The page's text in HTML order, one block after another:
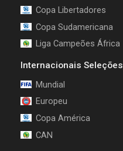
Copa Libertadores
Copa Sudamericana
Liga Campeões África
Internacionais Seleções
Mundial
Europeu
Copa América
CAN